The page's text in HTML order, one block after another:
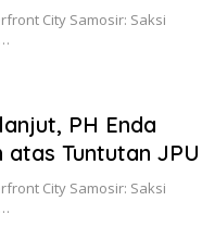
City Samosir: Saksi
PH Enda
Tuntutan JPU
City Samosir: Saksi